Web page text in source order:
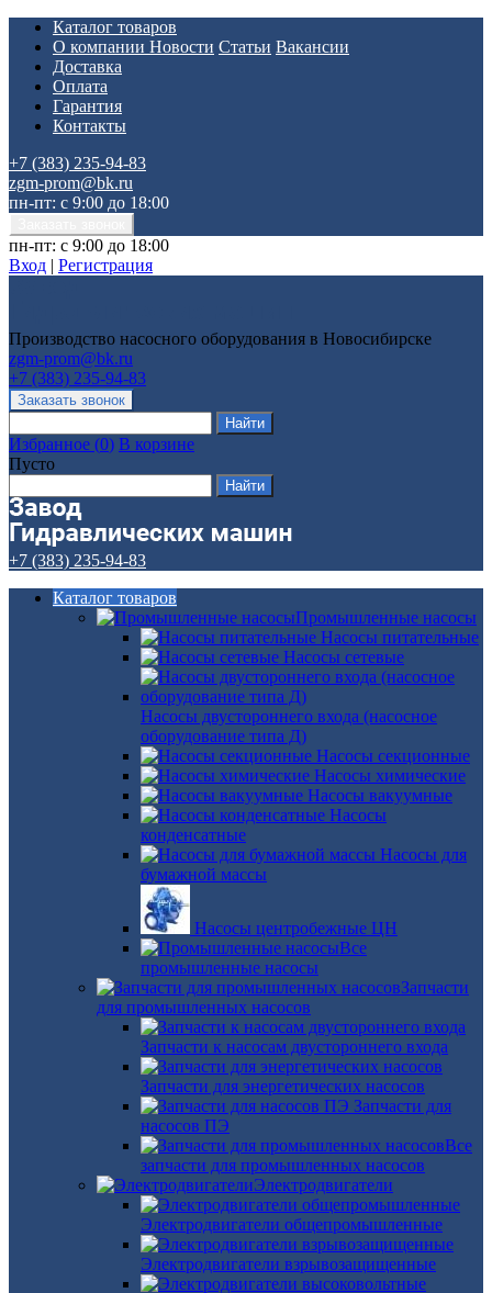
Каталог товаров
О компании Новости Статьи Вакансии
Доставка
Оплата
Гарантия
Контакты
+7 (383) 235-94-83
zgm-prom@bk.ru
пн-пт: с 9:00 до 18:00
пн-пт: с 9:00 до 18:00
Вход | Регистрация
Производство насосного оборудования в Новосибирске
zgm-prom@bk.ru
+7 (383) 235-94-83
Избранное (0) В корзине
Пусто
+7 (383) 235-94-83
Каталог товаров
Промышленные насосы
Насосы питательные
Насосы сетевые
Насосы двустороннего входа (насосное
оборудование типа Д)
Насосы секционные
Насосы химические
Насосы вакуумные
Насосы
конденсатные
Насосы для
бумажной массы
Насосы центробежные ЦН
Все
промышленные насосы
Запчасти
для промышленных насосов
Запчасти к насосам двустороннего входа
Запчасти для энергетических насосов
Запчасти для
насосов ПЭ
Все
запчасти для промышленных насосов
Электродвигатели
Электродвигатели общепромышленные
Электродвигатели взрывозащищенные